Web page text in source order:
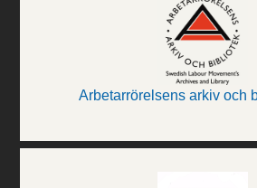
Arbetarrörelsens arkiv och